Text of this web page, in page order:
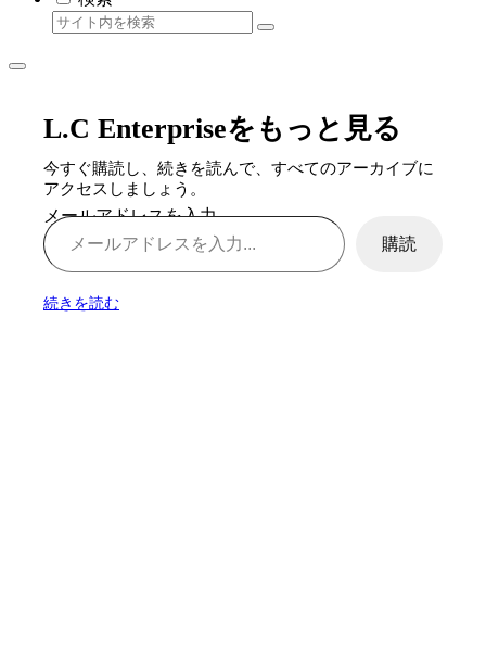
L.C Enterpriseをもっと見る
今すぐ購読し、続きを読んで、すべてのアーカイブに
アクセスしましょう。
メールアドレスを入力...
購読
続きを読む